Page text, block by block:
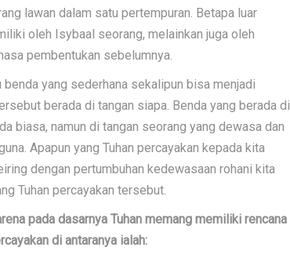
lawan dalam satu pertempuran. Betapa luar
oleh Isybaal seorang, melainkan juga oleh
pembentukan sebelumnya.
yang sederhana sekalipun bisa menjadi
berada di tangan siapa. Benda yang berada di
biasa, namun di tangan seorang yang dewasa dan
Apapun yang Tuhan percayakan kepada kita
dengan pertumbuhan kedewasaan rohani kita
Tuhan percayakan tersebut.
pada dasarnya Tuhan memang memiliki rencana
di antaranya ialah: